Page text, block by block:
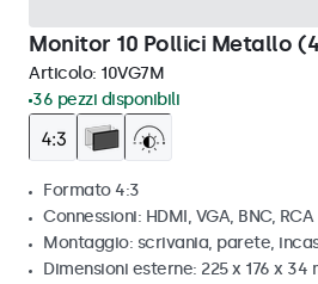
Monitor 10 Pollici Metallo
Articolo: 10VG7M
36 pezzi disponibili
Formato 4:3
Connessioni: HDMI, VGA, BNC, RCA
Montaggio: scrivania, parete,
Dimensioni esterne: 225 x 176 x 34